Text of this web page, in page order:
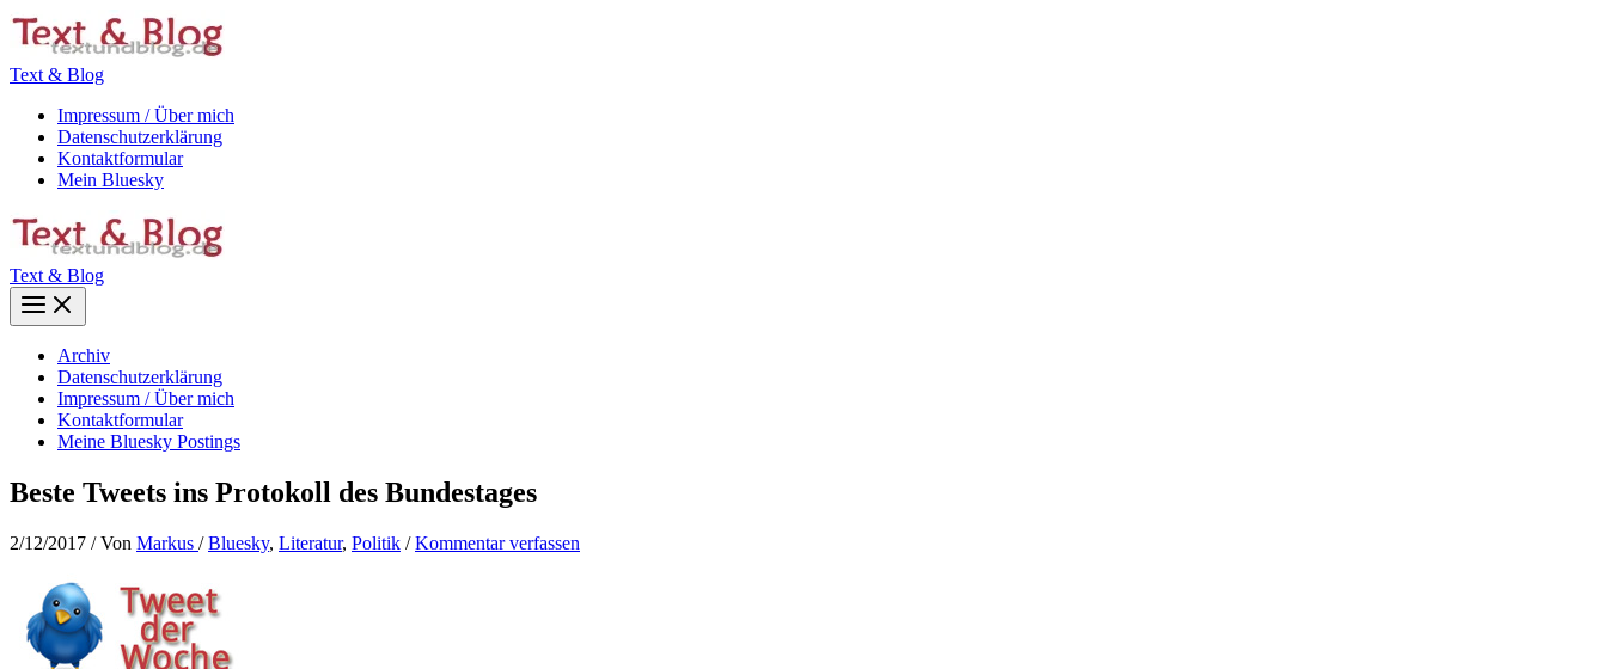
Zum
Inhalt
Text & Blog
Impressum / Über mich
Datenschutzerklärung
Kontaktformular
Mein Bluesky
Text & Blog
Main
Menu
Archiv
Datenschutzerklärung
Impressum / Über mich
Kontaktformular
Meine Bluesky Postings
Beste Tweets ins Protokoll des Bundestages
2/12/2017 / Von Markus /Bluesky, Literatur, Politik /Kommentar verfassen